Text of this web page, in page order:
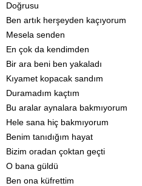
Doğrusu
Ben artık herşeyden kaçıyorum
Mesela senden
En çok da kendimden
Bir ara beni ben yakaladı
Kıyamet kopacak sandım
Duramadım kaçtım
Bu aralar aynalara bakmıyorum
Hele sana hiç bakmıyorum
Benim tanıdığım hayat
Bizim oradan çoktan geçti
O bana güldü
Ben ona küfrettim